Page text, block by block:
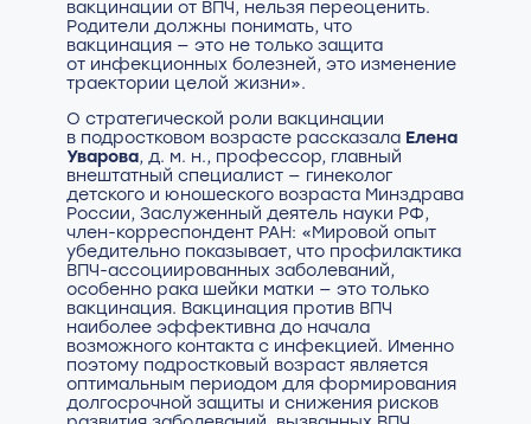
вакцинации от ВПЧ, нельзя переоценить.
Родители должны понимать, что
вакцинация — это не только защита
от инфекционных болезней, это изменение
траектории целой жизни».
О стратегической роли вакцинации
в подростковом возрасте рассказала Елена
Уварова, д. м. н., профессор, главный
внештатный специалист — гинеколог
детского и юношеского возраста Минздрава
России, Заслуженный деятель науки РФ,
член-корреспондент РАН: «Мировой опыт
убедительно показывает, что профилактика
ВПЧ-ассоциированных заболеваний,
особенно рака шейки матки — это только
вакцинация. Вакцинация против ВПЧ
наиболее эффективна до начала
возможного контакта с инфекцией. Именно
поэтому подростковый возраст является
оптимальным периодом для формирования
долгосрочной защиты и снижения рисков